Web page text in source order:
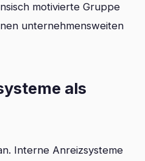
motivierte Gruppe
unternehmensweiten
als
Interne Anreizsysteme